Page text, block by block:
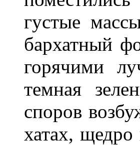
густые
бархатный
горячими
темная
споров
хатах,